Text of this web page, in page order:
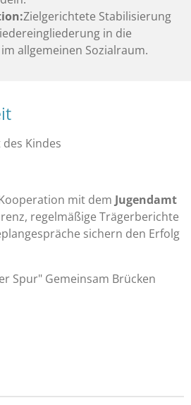
Zielgerichtete Stabilisierung
in die
allgemeinen Sozialraum.
Kindes
mit dem Jugendamt
regelmäßige Trägerberichte
sichern den Erfolg
Spur" Gemeinsam Brücken